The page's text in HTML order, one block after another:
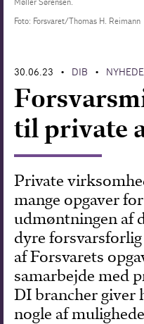
Forskning
Foto: Forsvaret/Thomas H. Reimann
30.06.23 • DIB •
til private
Private
mange opgaver
udmøntningen af
dyre
af Forsvarets
samarbejde med
DI brancher giver
nogle af